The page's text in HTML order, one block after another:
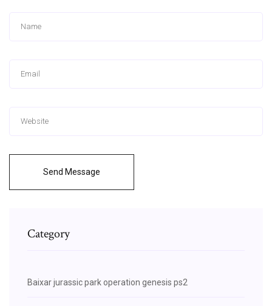
Send Message
Category
Baixar jurassic park operation genesis ps2